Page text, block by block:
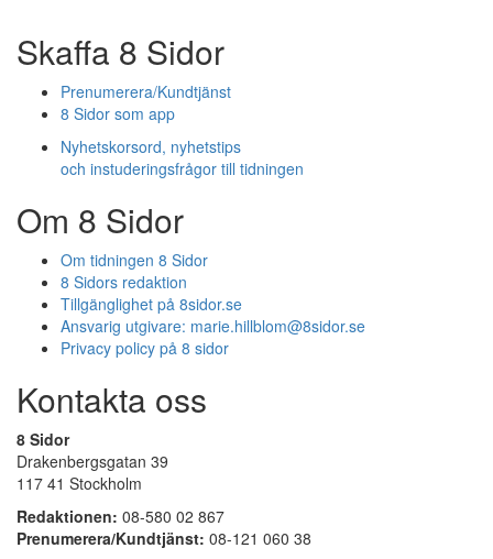
Skaffa 8 Sidor
Prenumerera/Kundtjänst
8 Sidor som app
Nyhetskorsord, nyhetstips
och instuderingsfrågor till tidningen
Om 8 Sidor
Om tidningen 8 Sidor
8 Sidors redaktion
Tillgänglighet på 8sidor.se
Ansvarig utgivare: marie.hillblom@8sidor.se
Privacy policy på 8 sidor
Kontakta oss
8 Sidor
Drakenbergsgatan 39
117 41 Stockholm
Redaktionen: 08-580 02 867
Prenumerera/Kundtjänst: 08-121 060 38